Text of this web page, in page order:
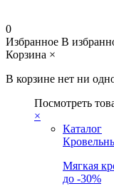
0
Избранное В
Корзина ×
В корзине нет ни
Посмотреть
×
Каталог
Мягкая
до -30%